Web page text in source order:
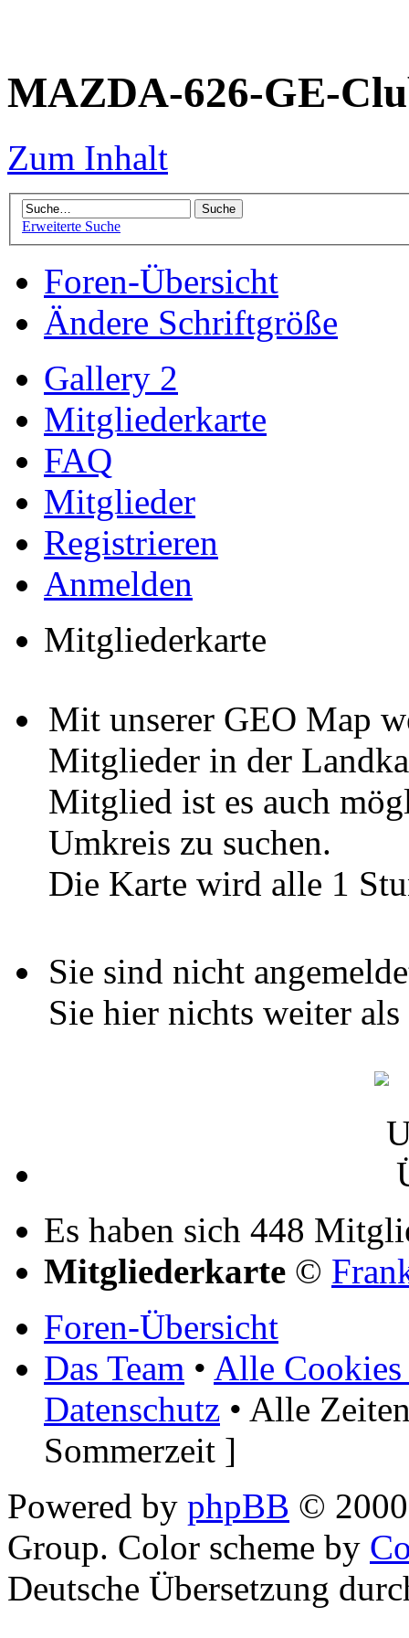
MAZDA-626-GE-
Zum Inhalt
Erweiterte Suche
Foren-Übersicht
Ändere Schriftgröße
Gallery 2
Mitgliederkarte
FAQ
Mitglieder
Registrieren
Anmelden
Mitgliederkarte
Mit unserer GEO Map
Mitglieder in der
Mitglied ist es auch
Umkreis zu suchen.
Die Karte wird alle 1
Sie sind nicht
Sie hier nichts weiter
Es haben sich 448
Mitgliederkarte ©
Foren-Übersicht
Das Team • Alle Cookies
Datenschutz • Alle
Sommerzeit ]
Powered by phpBB ©
Group. Color scheme by
Deutsche Übersetzung